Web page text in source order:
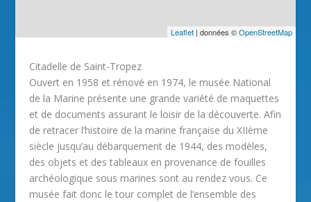
Leaflet| données ©OpenStreetMap
Citadelle de Saint-Tropez
Ouvert en 1958 et rénové en 1974, le musée National
de la Marine présente une grande variété de maquettes
et de documents assurant le loisir de la découverte. Afin
de retracer l’histoire de la marine française du XIIème
siècle jusqu’au débarquement de 1944, des modèles,
des objets et des tableaux en provenance de fouilles
archéologique sous marines sont au rendez vous. Ce
musée fait donc le tour complet de l’ensemble des